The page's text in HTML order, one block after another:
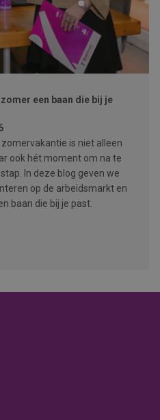
een baan die bij je
is niet alleen
ook hét moment om na te
In deze blog geven we
op de arbeidsmarkt en
baan die bij je past.